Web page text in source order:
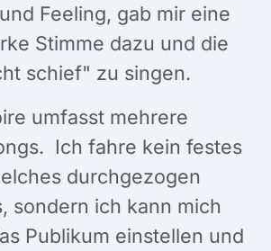
Feeling, gab mir eine
Stimme dazu und die
schief" zu singen.
umfasst mehrere
Ich fahre kein festes
durchgezogen
sondern ich kann mich
Publikum einstellen und